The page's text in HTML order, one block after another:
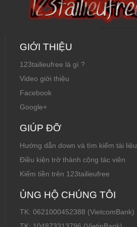
GIỚI THIỆU
123tailieufree là gì ?
Video giới thiệu
Facebook
Google+
GIÚP ĐỠ
Hướng dẫn down và tìm kiếm tài liệu
Điều kiện trở thành cộng tác viên
Kiếm tiền trên 123tailieufree
ỦNG HỘ CHÚNG TÔI
TK: 0621000452388 (VietcomBank)